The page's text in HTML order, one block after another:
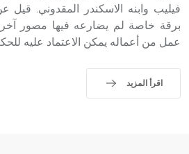
فيليب وابنه الاسكندر المقدوني. قيل
برقة خاصة لم يضارعه فيها مصور آخر.
عمل من أعماله يمكن الاعتماد عليه
اقرأ المزيد